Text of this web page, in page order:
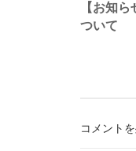
稿
ゲ
【お知
ついて
コメント